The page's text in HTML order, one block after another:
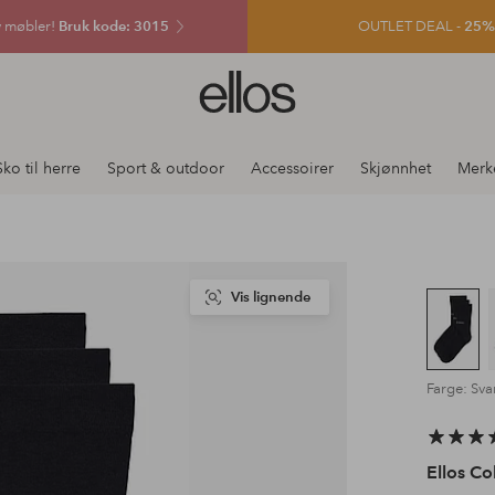
møbler! Bruk kode: 3015 OUTLET DEAL -
Ellos
logo
gå
til herre Sport & outdoor Accessoirer Skjønnhet
Vis lignende
Farge:
Ellos